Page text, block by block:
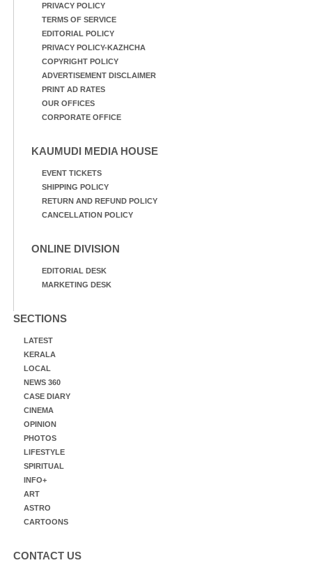
PRIVACY POLICY
TERMS OF SERVICE
EDITORIAL POLICY
PRIVACY POLICY-KAZHCHA
COPYRIGHT POLICY
ADVERTISEMENT DISCLAIMER
PRINT AD RATES
OUR OFFICES
CORPORATE OFFICE
KAUMUDI MEDIA HOUSE
EVENT TICKETS
SHIPPING POLICY
RETURN AND REFUND POLICY
CANCELLATION POLICY
ONLINE DIVISION
EDITORIAL DESK
MARKETING DESK
SECTIONS
LATEST
KERALA
LOCAL
NEWS 360
CASE DIARY
CINEMA
OPINION
PHOTOS
LIFESTYLE
SPIRITUAL
INFO+
ART
ASTRO
CARTOONS
CONTACT US